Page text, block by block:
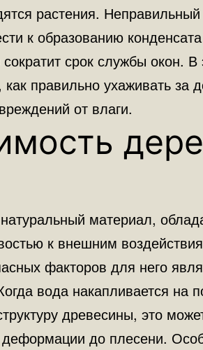
растения.
к образованию
сократит срок службы окон.
правильно ухаживать за
от влаги.
материал,
к внешним
факторов для него
вода накапливается на
древесины, это
до плесени.